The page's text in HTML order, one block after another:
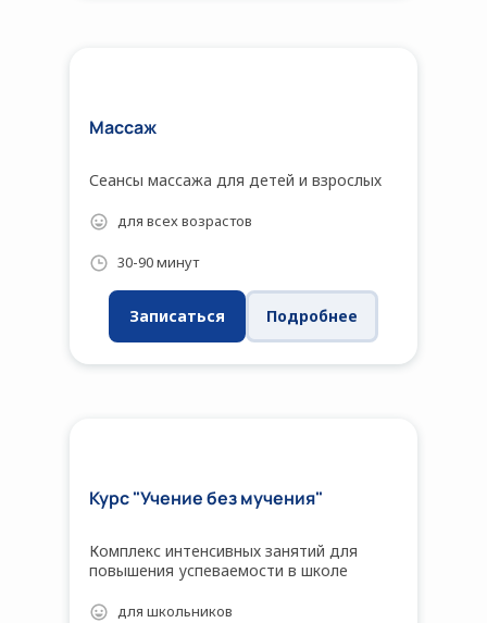
Массаж
Сеансы массажа для детей и взрослых
для всех возрастов
30-90 минут
Записаться Подробнее
Курс "Учение без мучения"
Комплекс интенсивных занятий для
повышения успеваемости в школе
для школьников